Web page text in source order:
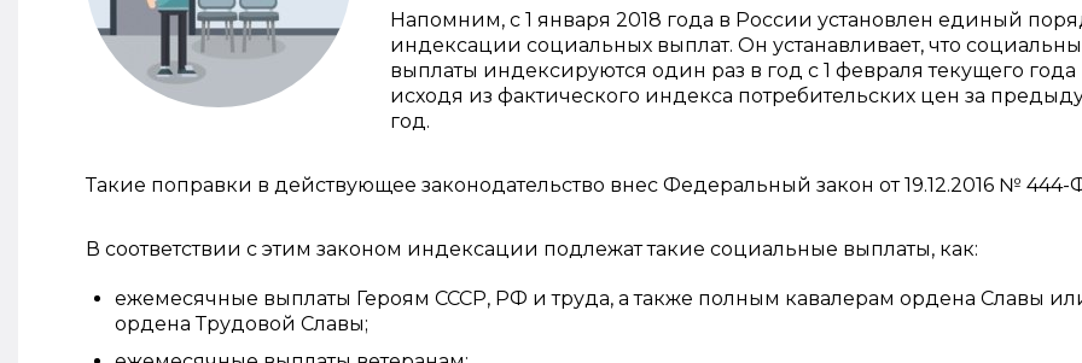
Напомним, с 1 января 2018 года в России установлен единый
индексации социальных выплат. Он устанавливает, что
выплаты индексируются один раз в год с 1 февраля текущего года
исходя из фактического индекса потребительских цен за
год.
Такие поправки в действующее законодательство внес Федеральный закон от 19.12.2016 № 444-
В соответствии с этим законом индексации подлежат такие социальные выплаты, как:
ежемесячные выплаты Героям СССР, РФ и труда, а также полным кавалерам ордена Славы
ордена Трудовой Славы;